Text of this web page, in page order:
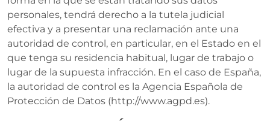
personales, tendrá derecho a la tutela judicial
efectiva y a presentar una reclamación ante una
autoridad de control, en particular, en el Estado en el
que tenga su residencia habitual, lugar de trabajo o
lugar de la supuesta infracción. En el caso de España,
la autoridad de control es la Agencia Española de
Protección de Datos (http://www.agpd.es).